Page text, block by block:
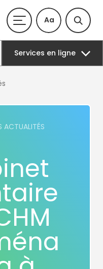
Aa
Services en ligne
ACTUALITÉS